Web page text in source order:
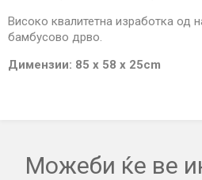
Високо квалитетна изработка од
бамбусово дрво.
Димензии: 85 х 58 х 25cm
Можеби ќе ве